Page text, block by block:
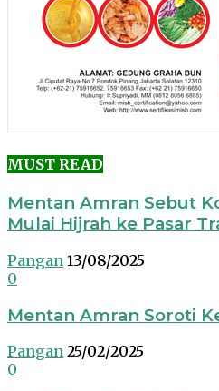
MUST READ
Mentan Amran Sebut
Mulai Hijrah ke Pasar
Pangan 13/08/2025
0
Mentan Amran Soroti
Pangan 25/02/2025
0